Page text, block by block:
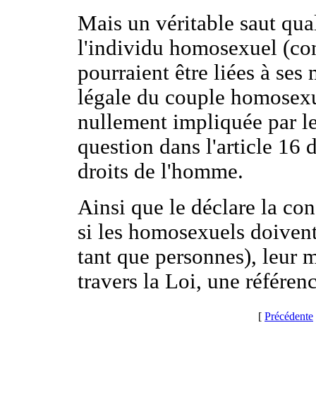
Mais un véritable saut
l'individu homosexuel
pourraient être liées à ses
légale du couple
nullement impliquée par
question dans l'article 16
droits de l'homme.
Ainsi que le déclare la
si les homosexuels
tant que personnes), leur
travers la Loi, une
[ Précédente